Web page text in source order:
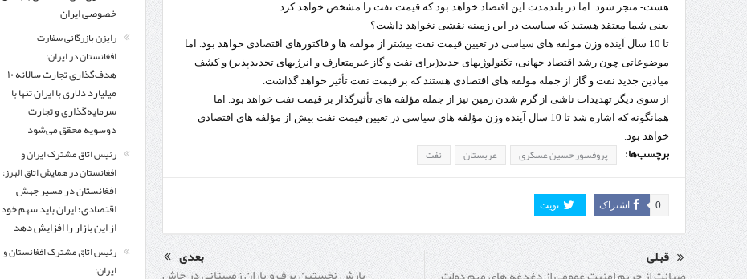
هست- منجر شود. اما در بلندمدت این اقتصاد خواهد بود که قیمت نفت را مشخص خواهد کرد.
یعنی شما معتقد هستید که سیاست در این زمینه نقشی نخواهد داشت؟
تا 10 سال آینده وزن مولفه های سیاسی در تعیین قیمت نفت بیشتر از مولفه ها و فاکتورهای اقتصادی خواهد بود. اما
موضوعاتی چون رشد اقتصاد جهانی، تکنولوژیهای جدید(برای نفت و گاز غیرمتعارف و انرژیهای تجدیدپذیر) و کشف
میادین جدید نفت و گاز از جمله مولفه های اقتصادی هستند که بر قیمت نفت تأثیر خواهد گذاشت.
از سوی دیگر تهدیدات ناشی از گرم شدن زمین نیز از جمله مؤلفه های تأثیرگذار بر قیمت نفت خواهد بود. اما
همانگونه که اشاره شد تا 10 سال آینده وزن مؤلفه های سیاسی در تعیین قیمت نفت بیش از مؤلفه های اقتصادی
خواهد بود.
برچسب‌ها: پروفسور حسین عسکری عربستان نفت
اشتراک 0 تویت
قبلی بعدی
خصوصی ایران
رایزن بازرگانی سفارت
افغانستان در ایران:
هدف‌گذاری تجارت سالانه ۱۰
میلیارد دلاری با ایران تنها با
سرمایه‌گذاری و تجارت
دوسویه محقق می‌شود
رئیس اتاق مشترک ایران و
افغانستان در همایش اتاق البرز:
افغانستان در مسیر جهش
اقتصادی؛ ایران باید سهم خود
از این بازار را افزایش دهد
رئیس اتاق مشترک افغانستان و
ایران: